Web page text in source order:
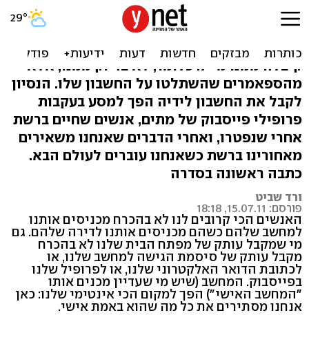
בתוך המחשב האישי של אחי
כמה ימים אחרי שאחיה נהרג בתאונת דרכים, ורד
קיבלה ממנו מייל. כלומר, לא בדיוק ממנו, אלא
מהספאמרים שהשתלטו על החשבון שלו. הנסיון
לקבל את החשבון לידיה הפך למסע בעקבות
פרופילי פייסבוק של מתים, אנשים שחיים ברשת
אחרי שנפטרו, ואחרי הדברים שאנחנו משאירים
מאחורינו ברשת כשאנחנו עוברים לעולם הבא.
כתבה ראשונה בסדרה
ורד שביט
פורסם: 15.07.11, 18:18
האנשים הכי קרובים לנו לא בהכרח מכניסים אותנו
למחשב שלהם כשהם מכניסים אותנו לדירה שלהם. גם
מי שמקבל עותק של מפתח הבית שלנו לא בהכרח
מקבל עותק של סיסמת הגישה למחשב שלנו, או
לכתובת הדואר האלקטרוני שלנו, או לפרופיל שלנו
בפייסבוק. המחשב (שיש מי שעדיין מכנים אותו
"המחשב האישי") הפך למקום הכי אינטימי שלנו: כאן
אנחנו מסתירים את כל מה שהוא באמת אישי.